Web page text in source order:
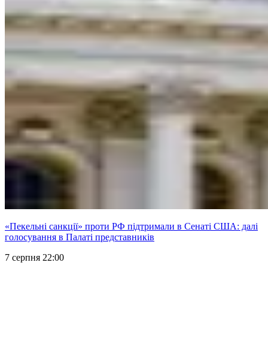
«Пекельні санкції» проти РФ підтримали в Сенаті США: далі
голосування в Палаті представників
7 серпня 22:00